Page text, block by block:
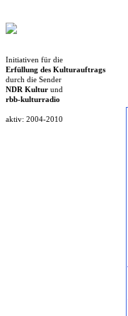
Initiativen für die
Erfüllung des Kulturauftrags
durch die Sender
NDR Kultur und
rbb-kulturradio
aktiv: 2004-2010